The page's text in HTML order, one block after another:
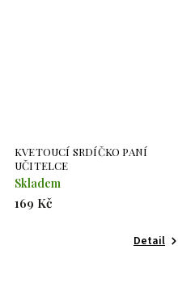
KVETOUCÍ SRDÍČKO PANÍ
UČITELCE
Skladem
169 Kč
Detail